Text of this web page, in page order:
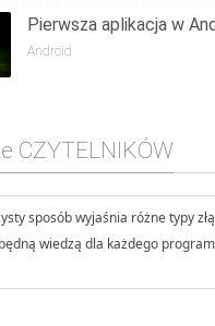
Pierwsza aplikacja w
Android
CZYTELNIKÓW
sposób wyjaśnia różne typy
wiedzą dla każdego